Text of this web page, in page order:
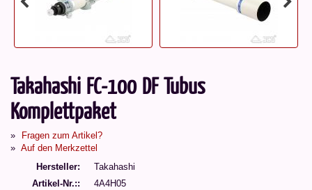
Takahashi FC-100 DF Tubus
Komplettpaket
Fragen zum Artikel?
Auf den Merkzettel
Hersteller
Takahashi
Artikel-Nr.:
4A4H05